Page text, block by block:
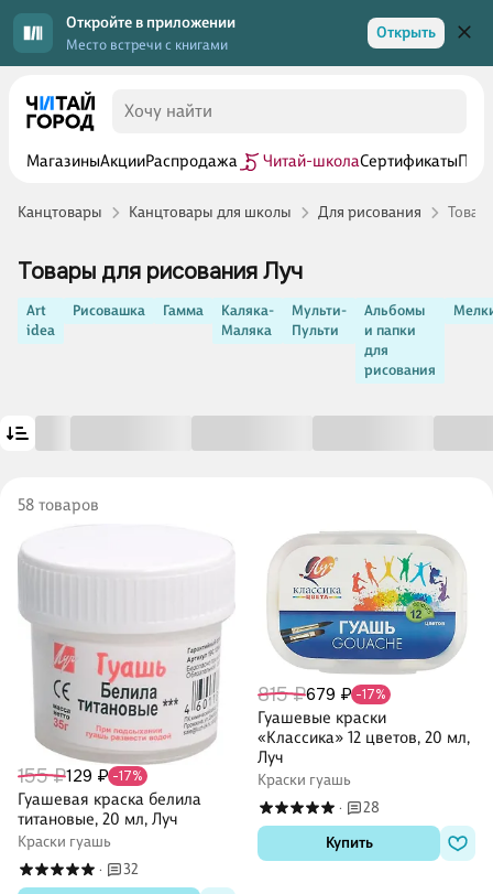
Откройте в приложении
Место встречи с книгами
Открыть
МагазиныАкцииРаспродажа Читай-школаСертификаты
Канцтовары Канцтовары для школы Для рисования
Товары для рисования Луч
Art
idea
Рисовашка Гамма
Каляка-
Маляка
Мульти-
Пульти
Альбомы
и папки
для
рисования
58 товаров
155 ₽129 ₽ -17%
Гуашевая краска белила
титановые, 20 мл, Луч
Краски гуашь
·
32
815 ₽679 ₽ -17%
Гуашевые краски
«Классика» 12 цветов, 20 мл,
Луч
Краски гуашь
·
28
Купить